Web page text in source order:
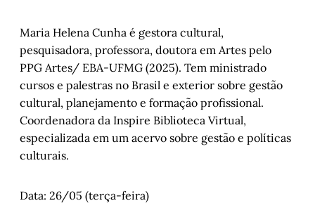
Maria Helena Cunha é gestora cultural,
pesquisadora, professora, doutora em Artes pelo
PPG Artes/ EBA-UFMG (2025). Tem ministrado
cursos e palestras no Brasil e exterior sobre gestão
cultural, planejamento e formação profissional.
Coordenadora da Inspire Biblioteca Virtual,
especializada em um acervo sobre gestão e políticas
culturais.
Data: 26/05 (terça-feira)